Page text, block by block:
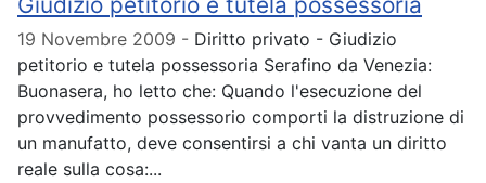
19 Novembre 2009
Diritto privato - Giudizio
petitorio e tutela possessoria Serafino da Venezia:
Buonasera, ho letto che: Quando l'esecuzione del
provvedimento possessorio comporti la distruzione di
un manufatto, deve consentirsi a chi vanta un diritto
reale sulla cosa:...